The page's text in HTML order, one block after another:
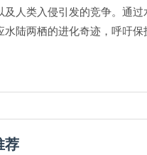
及人类入侵引发的竞争。通过
水陆两栖的进化奇迹，呼吁保
荐